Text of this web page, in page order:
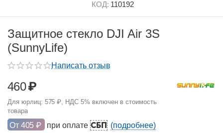
КОД: 110192
Защитное стекло DJI Air 3S
(SunnyLife)
Написать отзыв
460₽
Для юрлиц: 575 ₽, НДС 5% включен в стоимость
товара
От 405 ₽ при оплатеСБП (подробнее)